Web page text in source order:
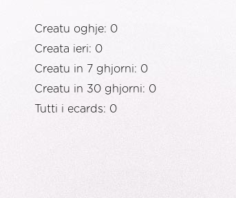
Creatu oghje: 0
Creata ieri: 0
Creatu in 7 ghjorni: 0
Creatu in 30 ghjorni: 0
Tutti i ecards: 0